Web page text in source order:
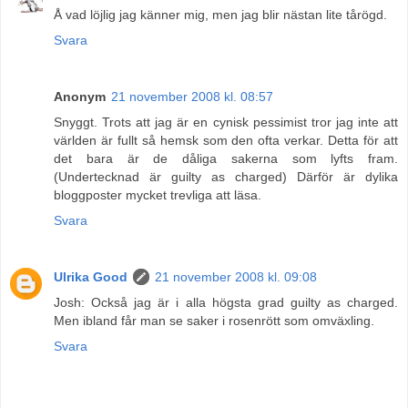
Å vad löjlig jag känner mig, men jag blir nästan lite tårögd.
Svara
Anonym 21 november 2008 kl. 08:57
Snyggt. Trots att jag är en cynisk pessimist tror jag inte att
världen är fullt så hemsk som den ofta verkar. Detta för att
det bara är de dåliga sakerna som lyfts fram.
(Undertecknad är guilty as charged) Därför är dylika
bloggposter mycket trevliga att läsa.
Svara
Ulrika Good
21 november 2008 kl. 09:08
Josh: Också jag är i alla högsta grad guilty as charged.
Men ibland får man se saker i rosenrött som omväxling.
Svara